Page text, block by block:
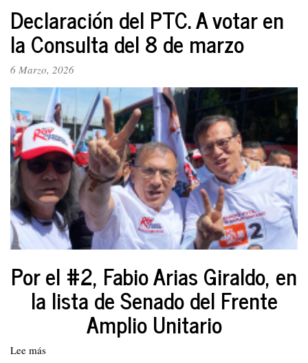
PTC
ADHIERE
A
LA
CANDIDATURA
DE
IVÁN
CEPEDA
e
insiste
en
el
frente
único
contra
el
fascismo
Declaración del PTC. A votar en
la Consulta del 8 de marzo
6 Marzo, 2026
Por el #2, Fabio Arias Giraldo, en
la lista de Senado del Frente
Amplio Unitario
Lee más